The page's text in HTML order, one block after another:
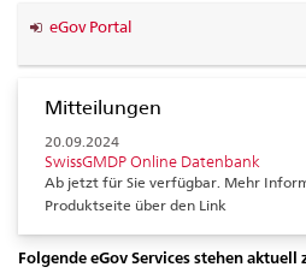
eGov Portal
Mitteilungen
20.09.2024
SwissGMDP Online Datenbank
Ab jetzt für Sie verfügbar. Mehr
Produktseite über den Link
Folgende eGov Services stehen